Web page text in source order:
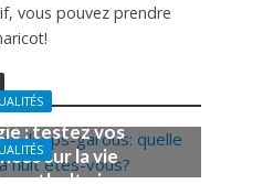
vous pouvez prendre
: testez vos
sur la vie